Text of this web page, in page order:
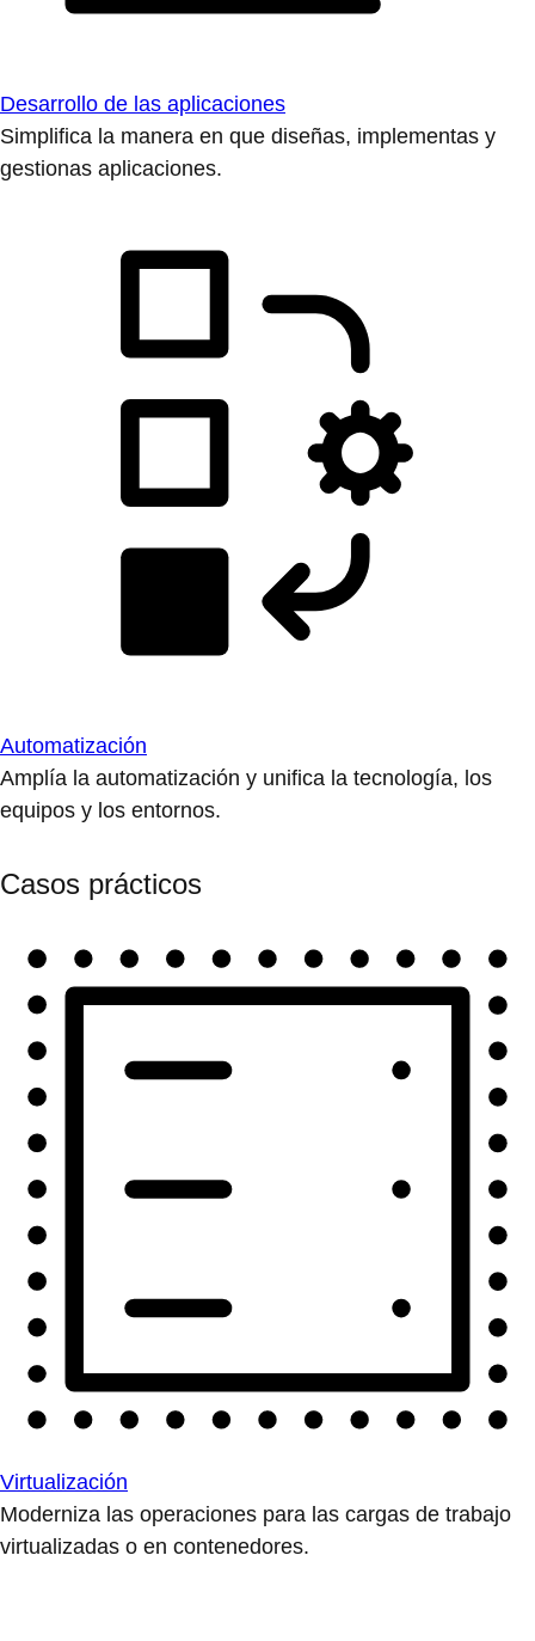
Desarrollo de las aplicaciones
Simplifica la manera en que diseñas, implementas y
gestionas aplicaciones.
Automatización
Amplía la automatización y unifica la tecnología, los
equipos y los entornos.
Casos prácticos
Virtualización
Moderniza las operaciones para las cargas de trabajo
virtualizadas o en contenedores.